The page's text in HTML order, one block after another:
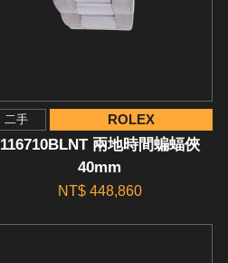
二手 ROLEX
116710BLNT 兩地時間蝙蝠俠
40mm
NT$ 448,860